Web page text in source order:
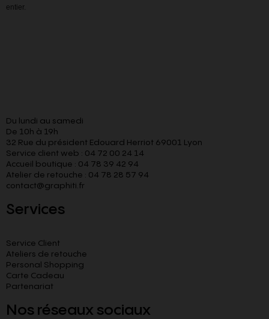
entier.
Du lundi au samedi
De 10h à 19h
32 Rue du président Edouard Herriot 69001 Lyon
Service client web : 04 72 00 24 14
Accueil boutique : 04 78 39 42 94
Atelier de retouche : 04 78 28 57 94
contact@graphiti.fr
Services
Service Client
Ateliers de retouche
Personal Shopping
Carte Cadeau
Partenariat
Nos réseaux sociaux